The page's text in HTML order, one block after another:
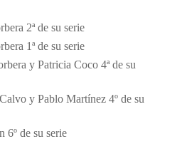
2ª de su serie
1ª de su serie
y Patricia Coco 4ª de su
y Pablo Martínez 4º de su
de su serie